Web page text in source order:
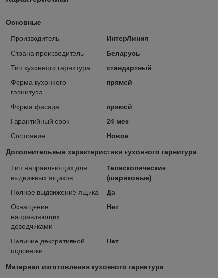
Основные
Производитель
ИнтерЛиния
Страна производитель
Беларусь
Тип кухонного гарнитура
стандартный
Форма кухонного
гарнитура
прямой
Форма фасада
прямой
Гарантийный срок
24 мес
Состояние
Новое
Дополнительные характеристики кухонного гарнитура
Тип направляющих для
выдвижных ящиков
Телескопические
(шариковые)
Полное выдвижение ящика
Да
Оснащение
направляющих
доводчиками
Нет
Наличие декоративной
подсветки
Нет
Материал изготовления кухонного гарнитура